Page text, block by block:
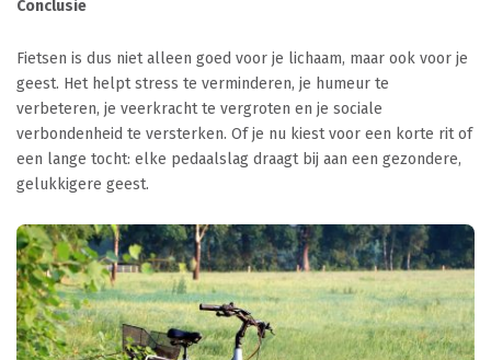
Conclusie
Fietsen is dus niet alleen goed voor je lichaam, maar ook voor je
geest. Het helpt stress te verminderen, je humeur te
verbeteren, je veerkracht te vergroten en je sociale
verbondenheid te versterken. Of je nu kiest voor een korte rit of
een lange tocht: elke pedaalslag draagt bij aan een gezondere,
gelukkigere geest.